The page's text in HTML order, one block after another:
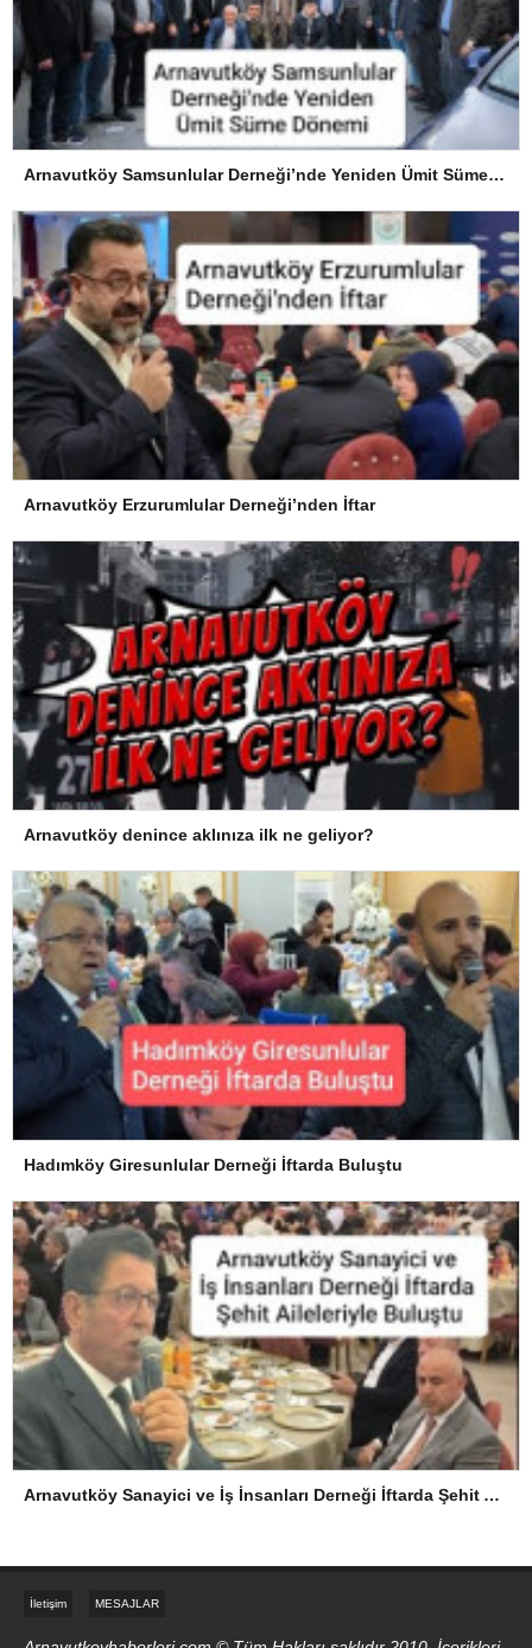
Arnavutköy Samsunlular Derneği’nde Yeniden Ümit Süme Dönemi
Arnavutköy Erzurumlular Derneği’nden İftar
Arnavutköy denince aklınıza ilk ne geliyor?
Hadımköy Giresunlular Derneği İftarda Buluştu
Arnavutköy Sanayici ve İş İnsanları Derneği İftarda Şehit Aileleriyle Buluştu
İletişim MESAJLAR